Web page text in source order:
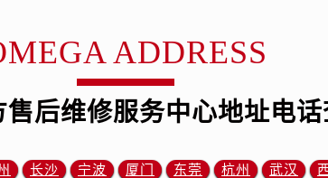
602室欧米茄售后服务中心（需提前预约）
后服务中心（需提前预约）
后服务中心（需提前预约）
名表维修欧米茄售后服务中心（需提前预约）
ADDRESS
售后维修服务中心地址电
长沙 宁波 厦门 东莞 杭州 武汉